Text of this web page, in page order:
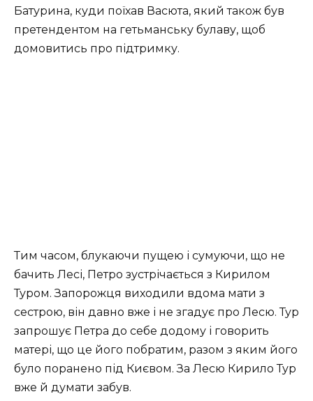
Батурина, куди поїхав Васюта, який також був
претендентом на гетьманську булаву, щоб
домовитись про підтримку.
Тим часом, блукаючи пущею і сумуючи, що не
бачить Лесі, Петро зустрічається з Кирилом
Туром. Запорожця виходили вдома мати з
сестрою, він давно вже і не згадує про Лесю. Тур
запрошує Петра до себе додому і говорить
матері, що це його побратим, разом з яким його
було поранено під Києвом. За Лесю Кирило Тур
вже й думати забув.